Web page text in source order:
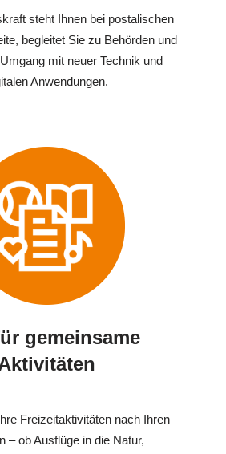
steht Ihnen bei postalischen
begleitet Sie zu Behörden und
mit neuer Technik und
Anwendungen.
gemeinsame
Freizeitaktivitäten nach Ihren
– ob Ausflüge in die Natur,